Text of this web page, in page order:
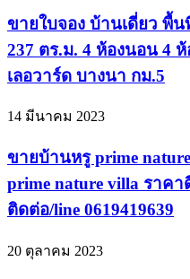
ขายใบจอง บ้านเดี่ยว พื้
237 ตร.ม. 4 ห้องนอน 4
เลอวาร์ด บางนา กม.5
14 มีนาคม 2023
ขายบ้านหรู prime
prime nature villa ราค
ติดต่อ/line 0619419639
20 ตุลาคม 2023